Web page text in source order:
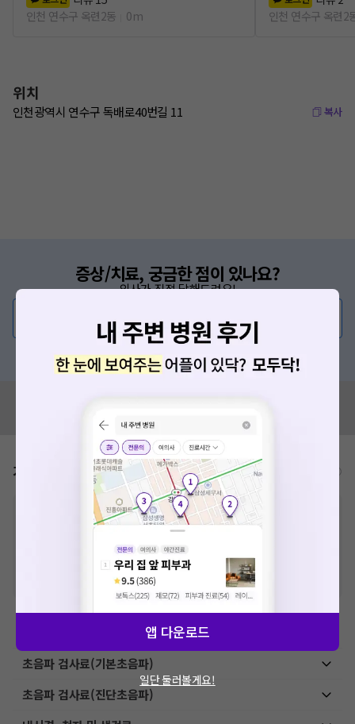
인천 연수구 옥련2동
0m
인천 연수구 옥련2
위치
인천광역시 연수구 독배로40번길 11 복사
증상/치료, 궁금한 점이 있나요?
의사가 직접 답해드려요!
💬 무엇이든 물어보세요
혹은, 의료상담 서비스에 다양한 게시글 보러가기
모두닥 팀에 알려주세요!
가격표 비급여/급여 진료란?
비급여 항목의 경우,추가비용 등으로 실제 가격과 상이할 수 있으니, 정확
한 가격은 해당 의료기관에 직접 문의해주세요.
격입니다. (진료와 연관된 복합적인 비용이 추가되어, 병원마다 금액이 다르게
산정될 수 있는 점 참고 바랍니다.)
※ 이벤트가, 할인가는VAT 포함
초음파 검사료(기본초음파)
초음파 검사료(진단초음파)
앱 다운로드
일단 둘러볼게요!